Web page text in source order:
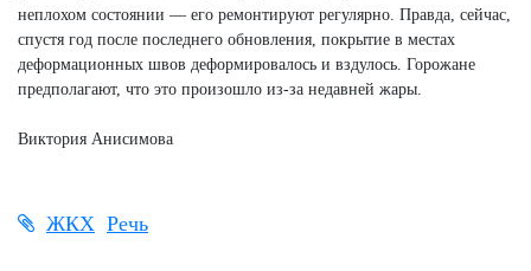
неплохом состоянии — его ремонтируют регулярно. Правда, сейчас,
спустя год после последнего обновления, покрытие в местах
деформационных швов деформировалось и вздулось. Горожане
предполагают, что это произошло из-за недавней жары.
Виктория Анисимова
ЖКХ Речь